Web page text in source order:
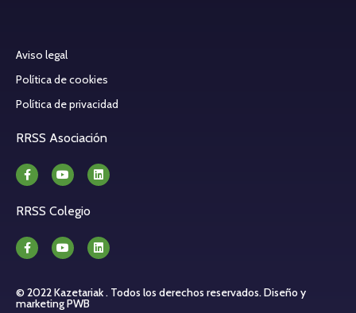
Aviso legal
Política de cookies
Política de privacidad
RRSS Asociación
RRSS Colegio
© 2022 Kazetariak . Todos los derechos reservados.Diseño y
marketing PWB